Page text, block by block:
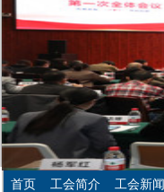
首页 工会简介 工会新闻